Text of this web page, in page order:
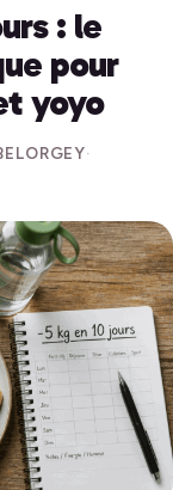
: le
pour
yoyo
·